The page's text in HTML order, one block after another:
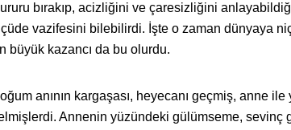
bırakıp, acizliğini ve çaresizliğini
vazifesini bilebilirdi. İşte o zaman dünyaya
büyük kazancı da bu olurdu.
anının kargaşası, heyecanı geçmiş, anne
Annenin yüzündeki gülümseme, sevinç